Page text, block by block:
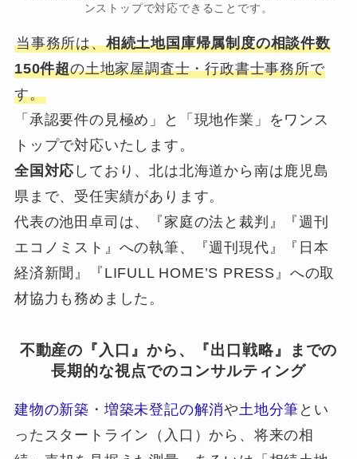
ンストップで対応できることです。
当事務所は、相続土地国庫帰属制度の相談件数
150件超の土地家屋調査士・行政書士事務所で
す。
「承認要件の見極め」と「現地作業」をワンス
トップで対応いたします。
全国対応 しており、北は北海道から南は鹿児島
県まで、受任実績があります。
代表の池田卓司は、『家庭の法と裁判』『週刊
エコノミスト』への執筆、『週刊現代』『日本
経済新聞』『LIFULL HOME’S PRESS』への取
材協力も務めました。
不動産の『入口』から、『出口戦略』までの
長期的な視点でのコンサルティング
建物の新築 ・ 増築未登記の解消や 土地分筆 とい
ったスタートライン（入口）から、将来の相